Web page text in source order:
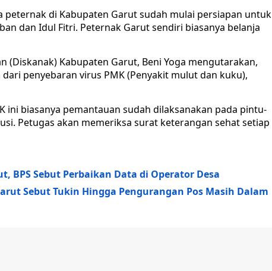
peternak di Kabupaten Garut sudah mulai persiapan untuk
dan Idul Fitri. Peternak Garut sendiri biasanya belanja
(Diskanak) Kabupaten Garut, Beni Yoga mengutarakan,
penyebaran virus PMK (Penyakit mulut dan kuku),
ini biasanya pemantauan sudah dilaksanakan pada pintu-
Petugas akan memeriksa surat keterangan sehat setiap
BPS Sebut Perbaikan Data di Operator Desa
Sebut Tukin Hingga Pengurangan Pos Masih Dalam